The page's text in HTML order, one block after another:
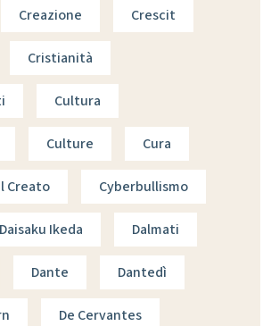
Creazione Crescit
Cristianità
Cultura
Culture Cura
Creato Cyberbullismo
Daisaku Ikeda Dalmati
Dante Dantedì
De Cervantes